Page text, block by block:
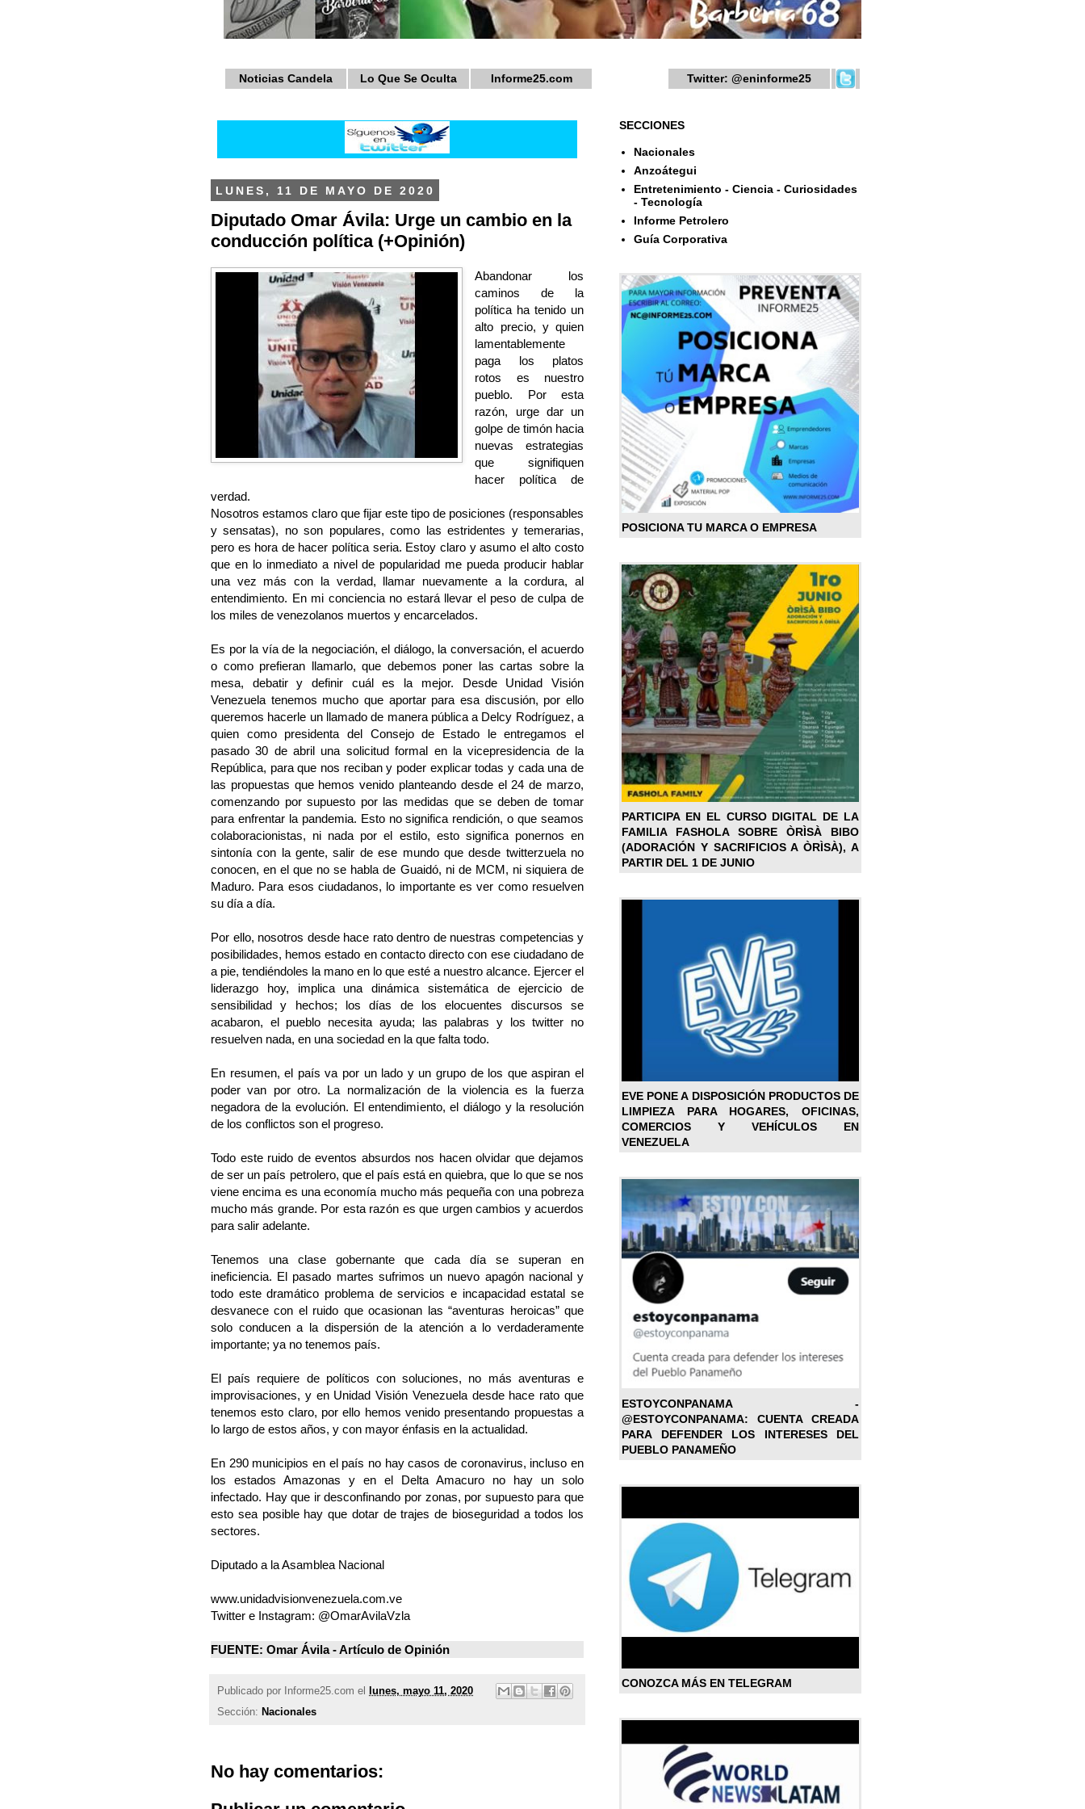
Noticias Candela Lo Que Se Oculta Informe25.com Twitter: @eninforme25
LUNES, 11 DE MAYO DE 2020
Diputado Omar Ávila: Urge un cambio en la
conducción política (+Opinión)
Abandonar los
caminos de la
política ha tenido un
alto precio, y quien
lamentablemente
paga los platos
rotos es nuestro
pueblo. Por esta
razón, urge dar un
golpe de timón hacia
nuevas estrategias
que signifiquen
hacer política de
verdad.
Nosotros estamos claro que fijar este tipo de posiciones (responsables
y sensatas), no son populares, como las estridentes y temerarias,
pero es hora de hacer política seria. Estoy claro y asumo el alto costo
que en lo inmediato a nivel de popularidad me pueda producir hablar
una vez más con la verdad, llamar nuevamente a la cordura, al
entendimiento. En mi conciencia no estará llevar el peso de culpa de
los miles de venezolanos muertos y encarcelados.
Es por la vía de la negociación, el diálogo, la conversación, el acuerdo
o como prefieran llamarlo, que debemos poner las cartas sobre la
mesa, debatir y definir cuál es la mejor. Desde Unidad Visión
Venezuela tenemos mucho que aportar para esa discusión, por ello
queremos hacerle un llamado de manera pública a Delcy Rodríguez, a
quien como presidenta del Consejo de Estado le entregamos el
pasado 30 de abril una solicitud formal en la vicepresidencia de la
República, para que nos reciban y poder explicar todas y cada una de
las propuestas que hemos venido planteando desde el 24 de marzo,
comenzando por supuesto por las medidas que se deben de tomar
para enfrentar la pandemia. Esto no significa rendición, o que seamos
colaboracionistas, ni nada por el estilo, esto significa ponernos en
sintonía con la gente, salir de ese mundo que desde twitterzuela no
conocen, en el que no se habla de Guaidó, ni de MCM, ni siquiera de
Maduro. Para esos ciudadanos, lo importante es ver como resuelven
su día a día.
Por ello, nosotros desde hace rato dentro de nuestras competencias y
posibilidades, hemos estado en contacto directo con ese ciudadano de
a pie, tendiéndoles la mano en lo que esté a nuestro alcance. Ejercer el
liderazgo hoy, implica una dinámica sistemática de ejercicio de
sensibilidad y hechos; los días de los elocuentes discursos se
acabaron, el pueblo necesita ayuda; las palabras y los twitter no
resuelven nada, en una sociedad en la que falta todo.
En resumen, el país va por un lado y un grupo de los que aspiran el
poder van por otro. La normalización de la violencia es la fuerza
negadora de la evolución. El entendimiento, el diálogo y la resolución
de los conflictos son el progreso.
Todo este ruido de eventos absurdos nos hacen olvidar que dejamos
de ser un país petrolero, que el país está en quiebra, que lo que se nos
viene encima es una economía mucho más pequeña con una pobreza
mucho más grande. Por esta razón es que urgen cambios y acuerdos
para salir adelante.
Tenemos una clase gobernante que cada día se superan en
ineficiencia. El pasado martes sufrimos un nuevo apagón nacional y
todo este dramático problema de servicios e incapacidad estatal se
desvanece con el ruido que ocasionan las “aventuras heroicas” que
solo conducen a la dispersión de la atención a lo verdaderamente
importante; ya no tenemos país.
El país requiere de políticos con soluciones, no más aventuras e
improvisaciones, y en Unidad Visión Venezuela desde hace rato que
tenemos esto claro, por ello hemos venido presentando propuestas a
lo largo de estos años, y con mayor énfasis en la actualidad.
En 290 municipios en el país no hay casos de coronavirus, incluso en
los estados Amazonas y en el Delta Amacuro no hay un solo
infectado. Hay que ir desconfinando por zonas, por supuesto para que
esto sea posible hay que dotar de trajes de bioseguridad a todos los
sectores.
Diputado a la Asamblea Nacional
www.unidadvisionvenezuela.com.ve
Twitter e Instagram: @OmarAvilaVzla
FUENTE: Omar Ávila - Artículo de Opinión
Publicado por Informe25.com el
lunes, mayo 11, 2020
Sección: Nacionales
No hay comentarios:
SECCIONES
Nacionales
Anzoátegui
Entretenimiento - Ciencia - Curiosidades
- Tecnología
Informe Petrolero
Guía Corporativa
POSICIONA TU MARCA O EMPRESA
PARTICIPA EN EL CURSO DIGITAL DE LA
FAMILIA FASHOLA SOBRE ÒRÌSÀ BIBO
(ADORACIÓN Y SACRIFICIOS A ÒRÌSÀ), A
PARTIR DEL 1 DE JUNIO
EVE PONE A DISPOSICIÓN PRODUCTOS DE
LIMPIEZA PARA HOGARES, OFICINAS,
COMERCIOS Y VEHÍCULOS EN
VENEZUELA
ESTOYCONPANAMA -
@ESTOYCONPANAMA: CUENTA CREADA
PARA DEFENDER LOS INTERESES DEL
PUEBLO PANAMEÑO
CONOZCA MÁS EN TELEGRAM